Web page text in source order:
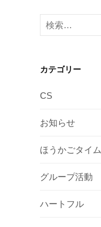
イ
ブ
検
索:
カテゴリー
CS
お知らせ
ほうかごタイム
グループ活動
ハートフル